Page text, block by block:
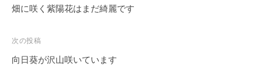
稿
ビ
ゲ
畑に咲く紫陽花はまだ綺麗です
次の投稿
向日葵が沢山咲いています